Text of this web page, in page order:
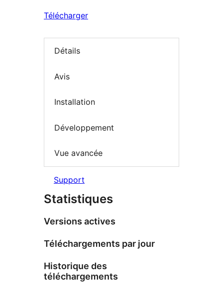
Télécharger
Détails
Avis
Installation
Développement
Vue avancée
Support
Statistiques
Versions actives
Téléchargements par jour
Historique des
téléchargements